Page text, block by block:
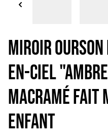
Miroir ourson
en-ciel
macramé Fait
enfant